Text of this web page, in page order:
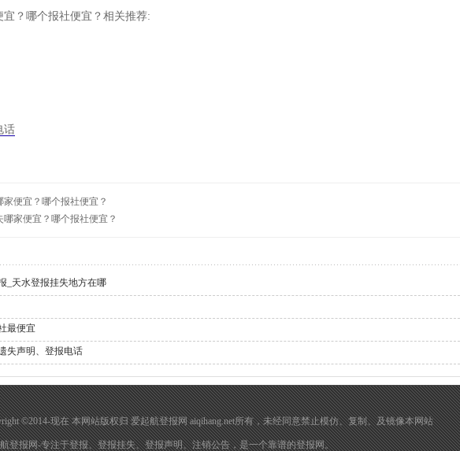
宜？哪个报社便宜？相关推荐:
话
家便宜？哪个报社便宜？
哪家便宜？哪个报社便宜？
_天水登报挂失地方在哪
最便宜
失声明、登报电话
©2014-现在 本网站版权归 爱起航登报网 aiqihang.net所有，未经同意禁止模仿、复制、及镜像本网站
登报网-专注于登报、登报挂失、登报声明、注销公告，是一个靠谱的登报网。